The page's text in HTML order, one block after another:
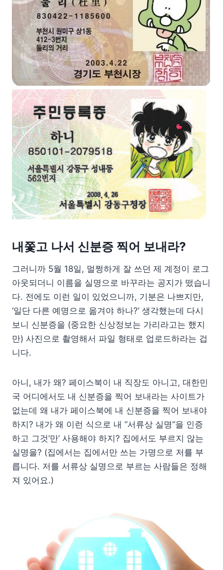
내쫓고 나서 신분증 찍어 보내라?
그러니까 5월 18일, 멀쩡하게 잘 쓰던 제 계정이 로그
아웃되더니 이름을 실명으로 바꾸라는 공지가 떴습니
다. 전에도 이런 일이 있었으니까, 기분은 나쁘지만,
‘일단 다른 예명으로 옮겨야 하나?’ 생각했는데 다시
보니 신분증을 (중요한 신상정보는 가리라고는 했지
만) 사진으로 촬영해서 파일 형태로 업로드하라는 겁
니다.
아니, 내가 왜? 페이스북이 내 직장도 아니고, 대한민
국 어디에서도 내 신분증을 찍어 보내라는 사이트가
없는데 왜 내가 페이스북에 내 신분증을 찍어 보내야
하지? 내가 왜 이런 식으로 내 “서류상 실명”을 인증
하고 그것’만’ 사용해야 하지? 집에서도 부르지 않는
실명을? (집에서는 집에서만 쓰는 가명으로 저를 부
릅니다. 저를 서류상 실명으로 부르는 사람들은 정해
져 있어요.)